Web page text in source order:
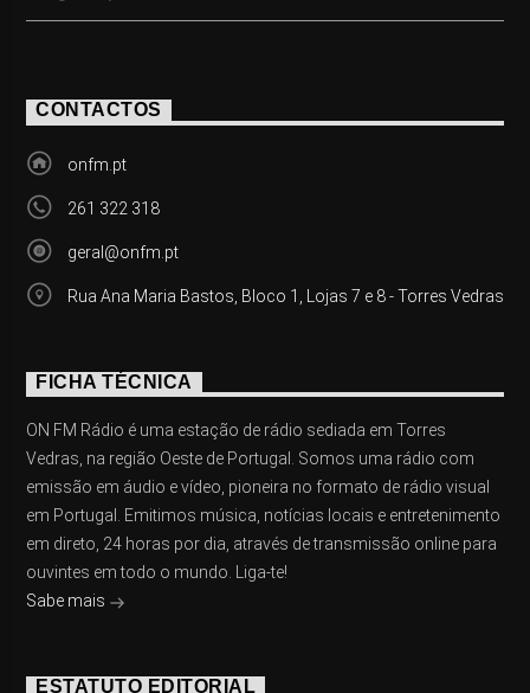
CONTACTOS
onfm.pt
261 322 318
geral@onfm.pt
Rua Ana Maria Bastos, Bloco 1, Lojas 7 e 8 - Torres Vedras
FICHA TÉCNICA
ON FM Rádio é uma estação de rádio sediada em Torres
Vedras, na região Oeste de Portugal. Somos uma rádio com
emissão em áudio e vídeo, pioneira no formato de rádio visual
em Portugal. Emitimos música, notícias locais e entretenimento
em direto, 24 horas por dia, através de transmissão online para
ouvintes em todo o mundo. Liga-te!
Sabe mais
ESTATUTO EDITORIAL